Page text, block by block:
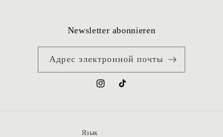
Newsletter abonnieren
Адрес электронной почты
InstagramTikTok
Язык